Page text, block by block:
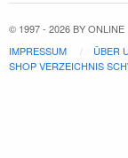
© 1997 - 2026 BY
IMPRESSUM
ÜBER
SHOP VERZEICHNIS